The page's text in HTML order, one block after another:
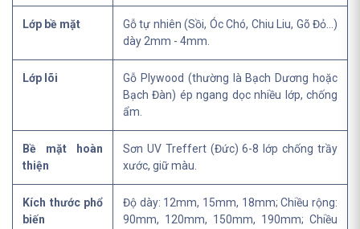
Lớp bề mặt
Gỗ tự nhiên (Sồi, Óc Chó, Chiu Liu, Gõ Đỏ...)
dày 2mm - 4mm.
Lớp lõi
Gỗ Plywood (thường là Bạch Dương hoặc
Bạch Đàn) ép ngang dọc nhiều lớp, chống
ẩm.
Bề mặt hoàn
thiện
Sơn UV Treffert (Đức) 6-8 lớp chống trầy
xước, giữ màu.
Kích thước phổ
biến
Độ dày: 12mm, 15mm, 18mm; Chiều rộng:
90mm, 120mm, 150mm, 190mm; Chiều